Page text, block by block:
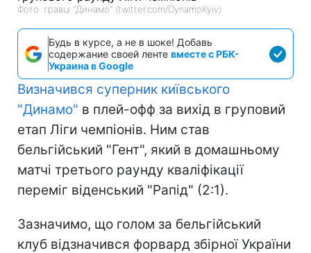
Фото: гравці "Динамо" (twitter.com/DynamoKyiv)
Будь в курсе, а не в шоке! Добавь
содержание своей ленте вместе с РБК-
Украина в Google
Визначився суперник київського
"Динамо" в плей-офф за вихід в груповий
етап Ліги чемпіонів. Ним став
бельгійський "Гент", який в домашньому
матчі третього раунду кваліфікації
переміг віденський "Рапід" (2:1).
Зазначимо, що голом за бельгійський
клуб відзначився форвард збірної України